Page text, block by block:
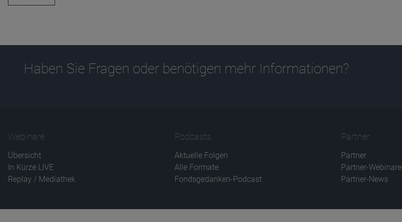
Haben Sie Fragen oder benötigen mehr Informationen?
Webinare
Übersicht
In Kürze LIVE
Replay / Mediathek
Podcasts
Aktuelle Folgen
Alle Formate
Fondsgedanken-Podcast
Partner
Partner
Partner-Webinare
Partner-News